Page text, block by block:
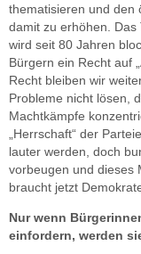
thematisieren und den
damit zu erhöhen. Das
wird seit 80 Jahren
Bürgern ein Recht auf
Recht bleiben wir
Probleme nicht lösen,
Machtkämpfe
„Herrschaft“ der
lauter werden, doch
vorbeugen und dieses
braucht jetzt
Nur wenn
einfordern, werden